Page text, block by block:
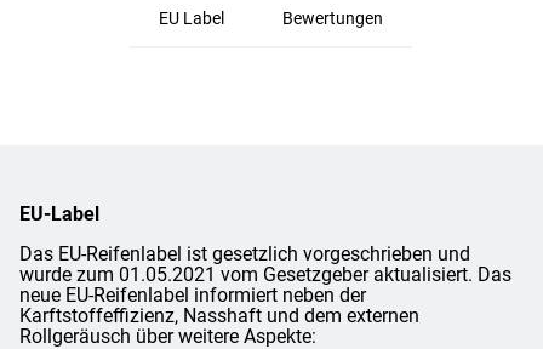
EU Label Bewertungen
EU-Label
Das EU-Reifenlabel ist gesetzlich vorgeschrieben und
wurde zum 01.05.2021 vom Gesetzgeber aktualisiert. Das
neue EU-Reifenlabel informiert neben der
Karftstoffeffizienz, Nasshaft und dem externen
Rollgeräusch über weitere Aspekte: